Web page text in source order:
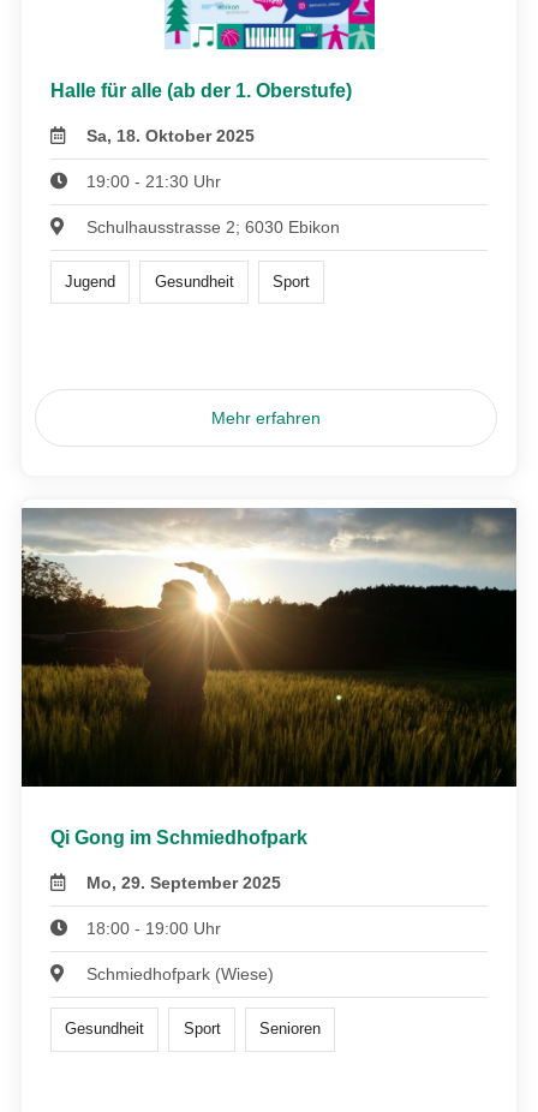
Halle für alle (ab der 1. Oberstufe)
Sa, 18. Oktober 2025
19:00 - 21:30 Uhr
Schulhausstrasse 2; 6030 Ebikon
Jugend Gesundheit Sport
Mehr erfahren
Qi Gong im Schmiedhofpark
Mo, 29. September 2025
18:00 - 19:00 Uhr
Schmiedhofpark (Wiese)
Gesundheit Sport Senioren